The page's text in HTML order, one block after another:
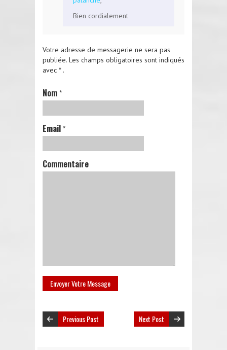
Bien cordialement
Votre adresse de messagerie ne sera pas
publiée. Les champs obligatoires sont indiqués
avec * .
Nom *
Email *
Commentaire
Previous Post Next Post